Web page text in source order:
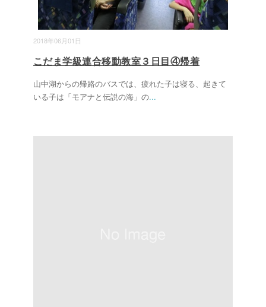
2018年06月01日
こだま学級連合移動教室３日目④帰着
山中湖からの帰路のバスでは、疲れた子は寝る、起きて
いる子は「モアナと伝説の海」の...